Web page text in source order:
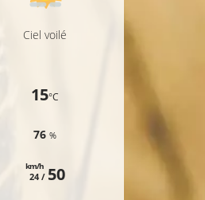
Ciel voilé
15°C
76%
24 /
km/h 50
14
48